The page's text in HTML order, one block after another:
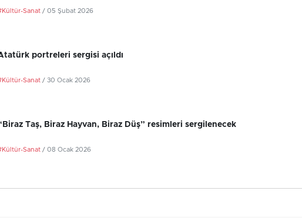
Sanat / 05 Şubat 2026
portreleri sergisi açıldı
Sanat / 30 Ocak 2026
Taş, Biraz Hayvan, Biraz Düş” resimleri sergilenecek
Sanat / 08 Ocak 2026